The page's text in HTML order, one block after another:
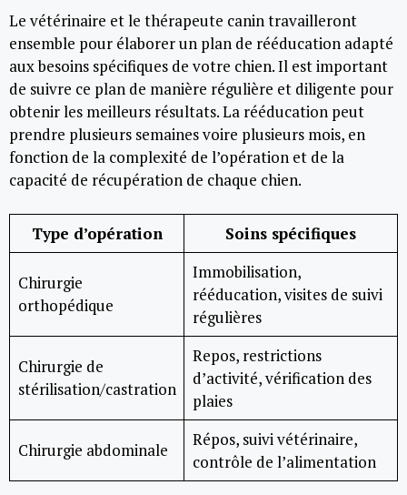
Le vétérinaire et le thérapeute canin travailleront
ensemble pour élaborer un plan de rééducation adapté
aux besoins spécifiques de votre chien. Il est important
de suivre ce plan de manière régulière et diligente pour
obtenir les meilleurs résultats. La rééducation peut
prendre plusieurs semaines voire plusieurs mois, en
fonction de la complexité de l’opération et de la
capacité de récupération de chaque chien.
Type d’opération Soins spécifiques
Chirurgie
orthopédique
Immobilisation,
rééducation, visites de suivi
régulières
Chirurgie de
stérilisation/castration
Repos, restrictions
d’activité, vérification des
plaies
Chirurgie abdominale
Répos, suivi vétérinaire,
contrôle de l’alimentation